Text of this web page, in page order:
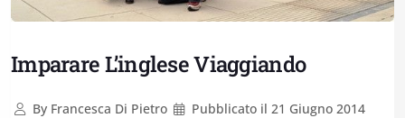
Imparare L’inglese Viaggiando
ByFrancesca Di Pietro Pubblicato il 21 Giugno 2014